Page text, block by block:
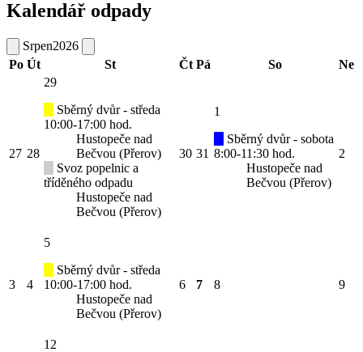
Kalendář odpady
Srpen2026
Po Út St Čt Pá So Ne
27 28
29
Sběrný dvůr - středa
10:00-17:00 hod.
Hustopeče nad
Bečvou (Přerov)
Svoz popelnic a
tříděného odpadu
Hustopeče nad
Bečvou (Přerov)
30 31
1
Sběrný dvůr - sobota
8:00-11:30 hod.
Hustopeče nad
Bečvou (Přerov)
2
3 4
5
Sběrný dvůr - středa
10:00-17:00 hod.
Hustopeče nad
Bečvou (Přerov)
6 7 8 9
12